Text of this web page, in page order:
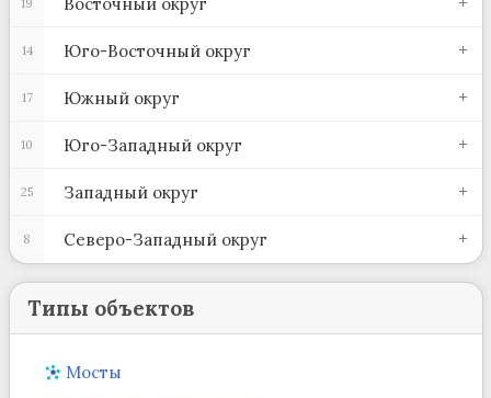
19
Юго-Восточный округ
14
Южный округ
17
Юго-Западный округ
10
Западный округ
25
Северо-Западный округ
8
Типы объектов
Мосты